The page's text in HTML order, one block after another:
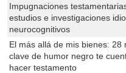
Impugnaciones
estudios e investigaciones
neurocognitivos
El más allá de mis bienes: 28
clave de humor negro te
hacer testamento